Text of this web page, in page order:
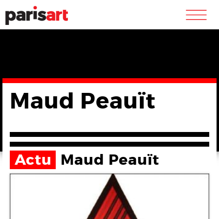
m
Maud Peauït
Actu Maud Peauït